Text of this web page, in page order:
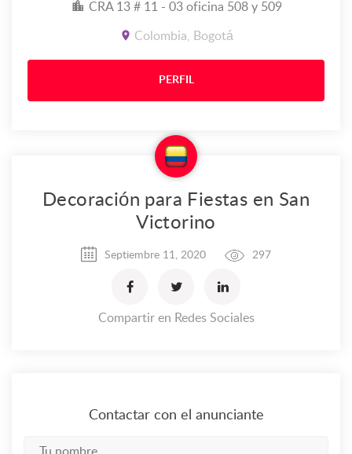
CRA 13 # 11 - 03 oficina 508 y 509
Colombia, Bogotá
PERFIL
Decoración para Fiestas en San
Victorino
Septiembre 11, 2020 297
Compartir en Redes Sociales
Contactar con el anunciante